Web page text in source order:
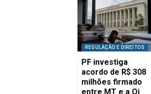
REGULAÇÃO E DIREITOS
PF investiga
acordo de R$ 308
milhões firmado
entre MT e a Oi